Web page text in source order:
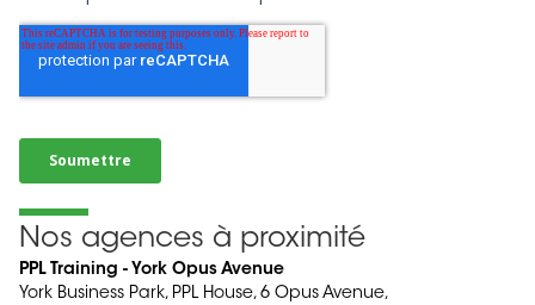
Nos agences à proximité
PPL Training - York Opus Avenue
York Business Park, PPL House, 6 Opus Avenue,